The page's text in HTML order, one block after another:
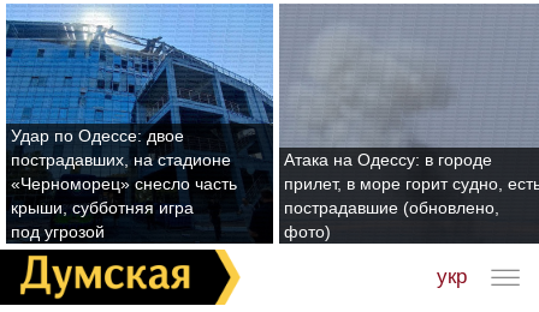
Удар по Одессе: двое
пострадавших, на стадионе
«Черноморец» снесло часть
крыши, субботняя игра
под угрозой
Атака на Одессу: в городе
прилет, в море горит судно,
пострадавшие (обновлено,
фото)
укр